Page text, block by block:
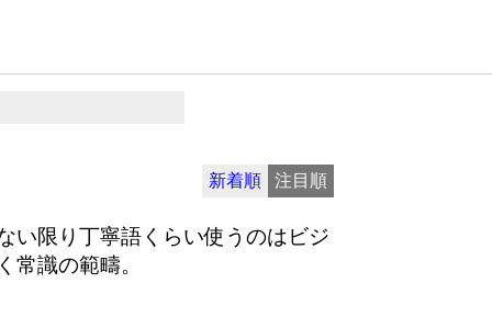
新着順 注目順
い限り丁寧語くらい使うのはビジ
常識の範疇。